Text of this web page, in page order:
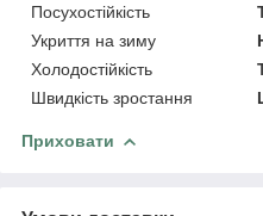
Посухостійкість
Укриття на зиму
Холодостійкість
Швидкість зростання
Приховати